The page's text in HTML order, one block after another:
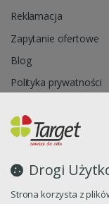
Drogi
Strona korzysta z
Reklamacja
Zapytanie ofertowe
Blog
Polityka prywatności
Oprogramowanie